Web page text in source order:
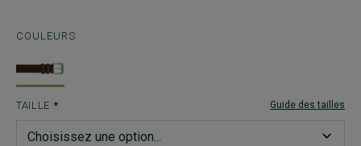
COULEURS
TAILLE Guide des tailles